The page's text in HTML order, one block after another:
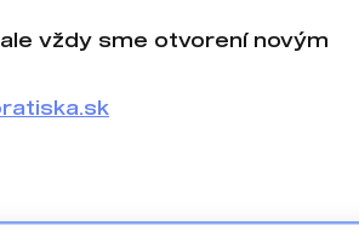
vždy sme otvorení novým